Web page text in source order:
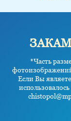
*Часть
Если Вы